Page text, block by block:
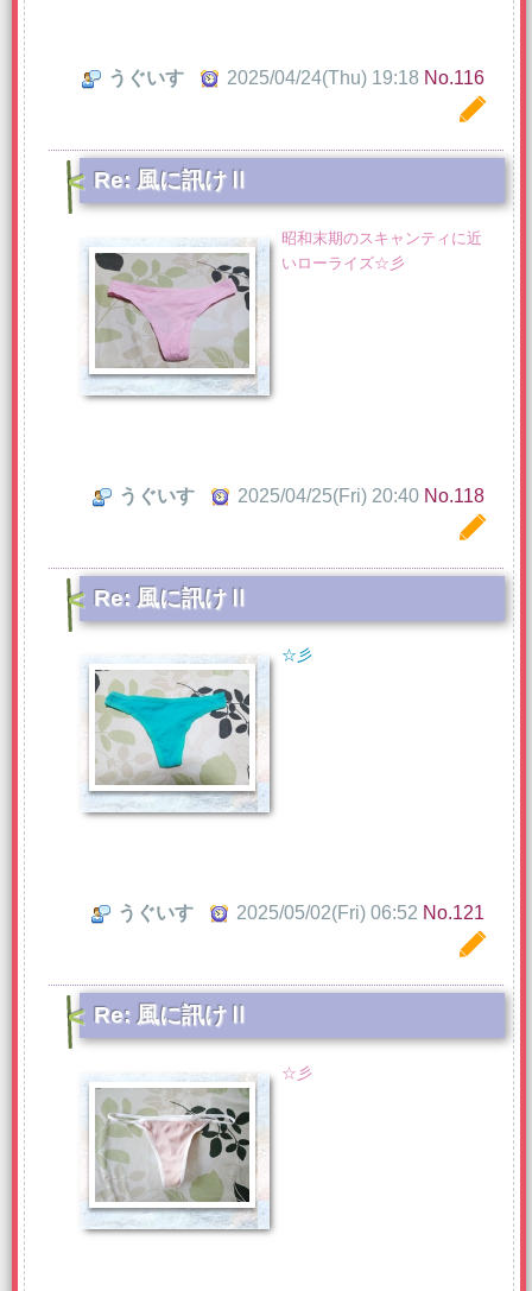
うぐいす 2025/04/24(Thu) 19:18 No.116
Re: 風に訊けⅡ
昭和末期のスキャンティに近
いローライズ☆彡
うぐいす 2025/04/25(Fri) 20:40 No.118
Re: 風に訊けⅡ
☆彡
うぐいす 2025/05/02(Fri) 06:52 No.121
Re: 風に訊けⅡ
☆彡